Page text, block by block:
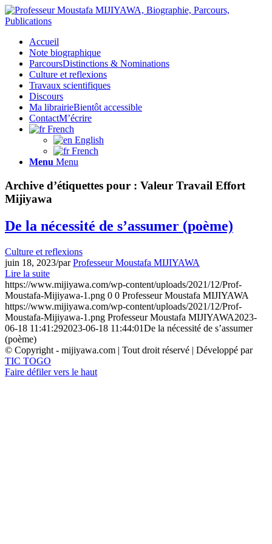
Accueil
Note biographique
ParcoursDistinctions & Nominations
Culture et reflexions
Travaux scientifiques
Discours
Ma librairieBientôt accessible
ContactM’écrire
French
English
French
Menu Menu
Archive d’étiquettes pour : Valeur Travail Effort
Mijiyawa
De la nécessité de s’assumer (poème)
Culture et reflexions
juin 18, 2023/parProfesseur Moustafa MIJIYAWA
Lire la suite
https://www.mijiyawa.com/wp-content/uploads/2021/12/Prof-
Moustafa-Mijiyawa-1.png 0 0 Professeur Moustafa MIJIYAWA
https://www.mijiyawa.com/wp-content/uploads/2021/12/Prof-
Moustafa-Mijiyawa-1.png Professeur Moustafa MIJIYAWA2023-
06-18 11:41:292023-06-18 11:44:01De la nécessité de s’assumer
(poème)
© Copyright - mijiyawa.com | Tout droit réservé | Développé par
TIC TOGO
Faire défiler vers le haut